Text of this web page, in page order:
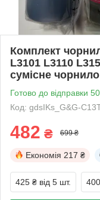
Комплект
L3101 L3110
сумісне чорнило
Готово до відправки
Код: gdsIKs_G&G-
482 ₴ 699 ₴
Економія 217 ₴
425 ₴ від 5 шт.